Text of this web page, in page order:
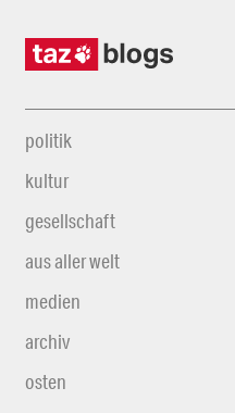
politik
kultur
gesellschaft
aus aller welt
medien
archiv
osten